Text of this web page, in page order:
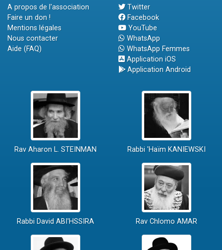
A propos de l'association
Faire un don !
Mentions légales
Nous contacter
Aide (FAQ)
Twitter
Facebook
YouTube
WhatsApp
WhatsApp Femmes
Application iOS
Application Android
Rav Aharon L. STEINMAN Rabbi 'Haïm KANIEWSKI
Rabbi David ABI'HSSIRA Rav Chlomo AMAR